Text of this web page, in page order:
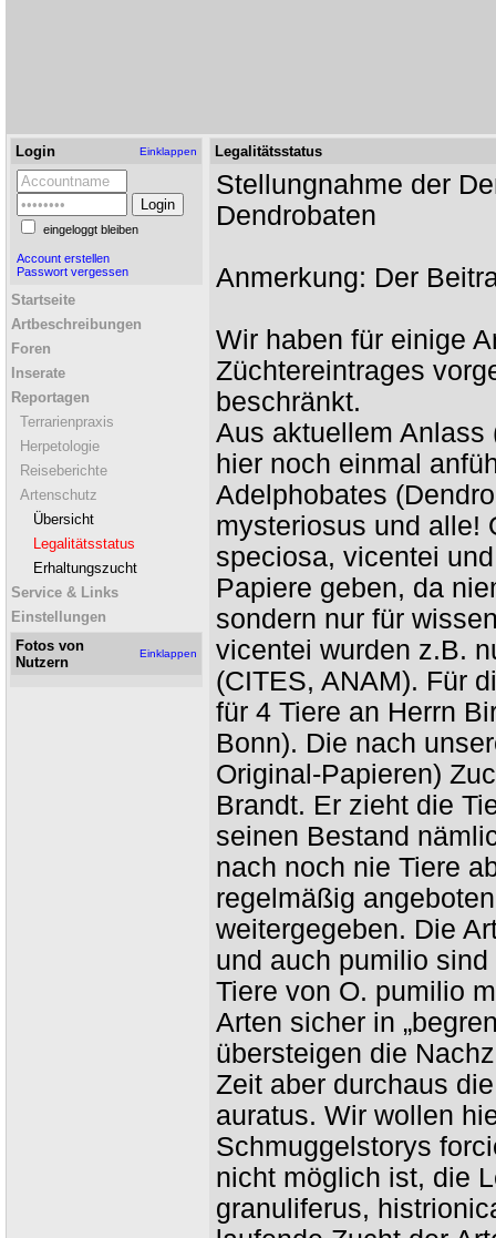
Login Einklappen
eingeloggt bleiben
Account erstellen
Passwort vergessen
Startseite
Artbeschreibungen
Foren
Inserate
Reportagen
Terrarienpraxis
Herpetologie
Reiseberichte
Artenschutz
Übersicht
Legalitätsstatus
Erhaltungszucht
Service & Links
Einstellungen
Fotos von
Nutzern
Einklappen
Legalitätsstatus
Stellungnahme der
Dendrobaten
Anmerkung: Der
Wir haben für einige
Züchtereintrages
beschränkt.
Aus aktuellem Anlass
hier noch einmal
Adelphobates
mysteriosus und alle!
speciosa, vicentei
Papiere geben, da
sondern nur für
vicentei wurden z.B.
(CITES, ANAM). Für
für 4 Tiere an Herrn
Bonn). Die nach
Original-Papieren)
Brandt. Er zieht die
seinen Bestand
nach noch nie Tiere
regelmäßig
weitergegeben. Die
und auch pumilio
Tiere von O. pumilio
Arten sicher in
übersteigen die
Zeit aber durchaus
auratus. Wir wollen
Schmuggelstorys
nicht möglich ist, die
granuliferus,